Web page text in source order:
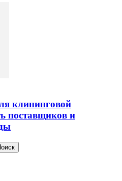
клининговой
поставщиков и